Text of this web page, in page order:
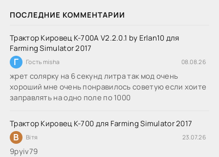
ПОСЛЕДНИЕ КОММЕНТАРИИ
Трактор Кировец К-700А V2.2.0.1 by Erlan10 для
Farming Simulator 2017
Г Гость misha 08.08.26
жрет солярку на 6 секунд литра так мод очень
хороший мне очень понравилось советую если хоите
заправлять на одно поле по 1000
Трактор Кировец К-700 для Farming Simulator 2017
В Вітя 23.07.26
9руіv79